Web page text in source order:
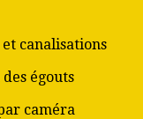
canalisations
égouts
caméra